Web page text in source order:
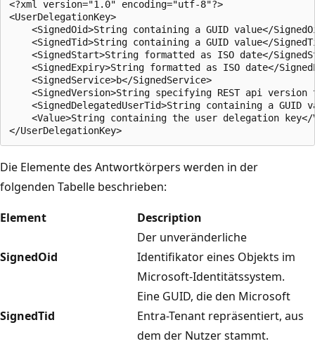
<?xml version="1.0" encoding="utf-8"?>
<UserDelegationKey>
<SignedOid>String containing a GUID value</
<SignedTid>String containing a GUID value</
<SignedStart>String formatted as ISO date</
<SignedExpiry>String formatted as ISO date</
    <SignedService>b</SignedService>
<SignedVersion>String specifying REST api
<SignedDelegatedUserTid>String containing a GUID
<Value>String containing the user delegation
Die Elemente des Antwortkörpers werden in der
folgenden Tabelle beschrieben:
Element
Description
SignedOid
Der unveränderliche
Identifikator eines Objekts im
Microsoft-Identitätssystem.
SignedTid
Eine GUID, die den Microsoft
Entra-Tenant repräsentiert, aus
dem der Nutzer stammt.